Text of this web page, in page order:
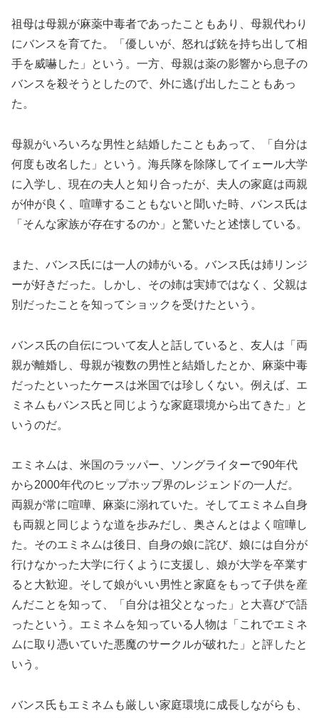
祖母は母親が麻薬中毒者であったこともあり、母親代わり
にバンスを育てた。「優しいが、怒れば銃を持ち出して相
手を威嚇した」という。一方、母親は薬の影響から息子の
バンスを殺そうとしたので、外に逃げ出したこともあっ
た。
母親がいろいろな男性と結婚したこともあって、「自分は
何度も改名した」という。海兵隊を除隊してイェール大学
に入学し、現在の夫人と知り合ったが、夫人の家庭は両親
が仲が良く、喧嘩することもないと聞いた時、バンス氏は
「そんな家族が存在するのか」と驚いたと述懐している。
また、バンス氏には一人の姉がいる。バンス氏は姉リンジ
ーが好きだった。しかし、その姉は実姉ではなく、父親は
別だったことを知ってショックを受けたという。
バンス氏の自伝について友人と話していると、友人は「両
親が離婚し、母親が複数の男性と結婚したとか、麻薬中毒
だったといったケースは米国では珍しくない。例えば、エ
ミネムもバンス氏と同じような家庭環境から出てきた」と
いうのだ。
エミネムは、米国のラッパー、ソングライターで90年代
から2000年代のヒップホップ界のレジェンドの一人だ。
両親が常に喧嘩、麻薬に溺れていた。そしてエミネム自身
も両親と同じような道を歩みだし、奥さんとはよく喧嘩し
た。そのエミネムは後日、自身の娘に詫び、娘には自分が
行けなかった大学に行くように支援し、娘が大学を卒業す
ると大歓迎。そして娘がいい男性と家庭をもって子供を産
んだことを知って、「自分は祖父となった」と大喜びで語
ったという。エミネムを知っている人物は「これでエミネ
ムに取り憑いていた悪魔のサークルが破れた」と評したと
いう。
バンス氏もエミネムも厳しい家庭環境に成長しながらも、